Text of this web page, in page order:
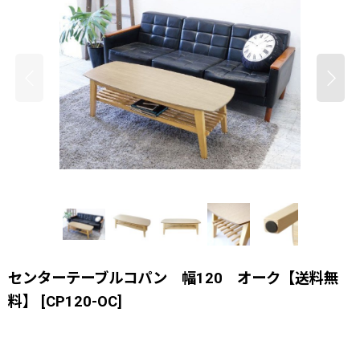
センターテーブルコパン 幅120 オーク【送料無
料】
[CP120-OC]